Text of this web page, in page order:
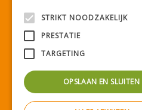
STRIKT NOODZAKELIJK
PRESTATIE
TARGETING
OPSLAAN EN SLUITEN